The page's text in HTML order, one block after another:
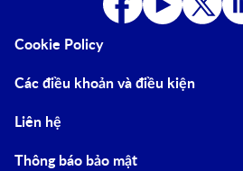
Cookie Policy
Các điều khoản và điều kiện
Liên hệ
Thông báo bảo mật